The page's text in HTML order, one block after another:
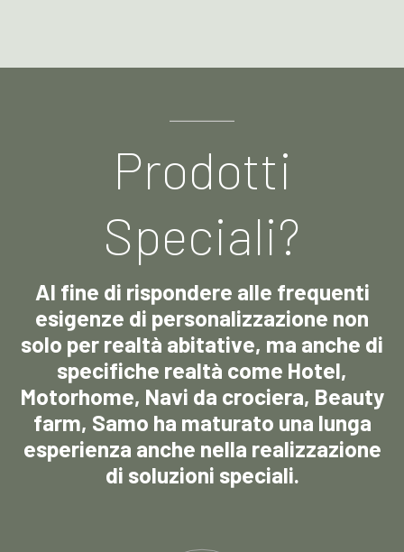
Prodotti
Speciali?
Al fine di rispondere alle frequenti
esigenze di personalizzazione non
solo per realtà abitative, ma anche di
specifiche realtà come Hotel,
Motorhome, Navi da crociera, Beauty
farm, Samo ha maturato una lunga
esperienza anche nella realizzazione
di soluzioni speciali.